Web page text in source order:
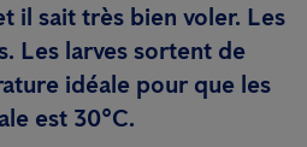
il sait très bien voler. Les
Les larves sortent de
idéale pour que les
est 30°C.